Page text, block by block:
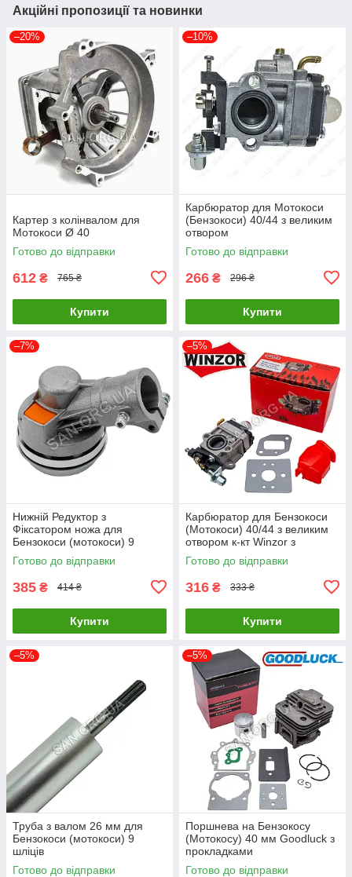
Акційні пропозиції та новинки
–20%
Картер з колінвалом для
Мотокоси Ø 40
Готово до відправки
612 ₴ 765 ₴
Купити
–10%
Карбюратор для Мотокоси
(Бензокоси) 40/44 з великим
отвором
Готово до відправки
266 ₴ 296 ₴
Купити
–7%
Нижній Редуктор з
Фіксатором ножа для
Бензокоси (мотокоси) 9
шліців d 26 мм
Готово до відправки
385 ₴ 414 ₴
Купити
–5%
Карбюратор для Бензокоси
(Мотокоси) 40/44 з великим
отвором к-кт Winzor з
прокладками
Готово до відправки
316 ₴ 333 ₴
Купити
–5%
Труба з валом 26 мм для
Бензокоси (мотокоси) 9
шліців
Готово до відправки
–5%
Поршнева на Бензокосу
(Мотокосу) 40 мм Goodluck з
прокладками
Готово до відправки